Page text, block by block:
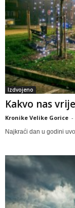
Izdvojeno
Kakvo nas
Kronike Velike Gorice -
Najkraći dan u godini